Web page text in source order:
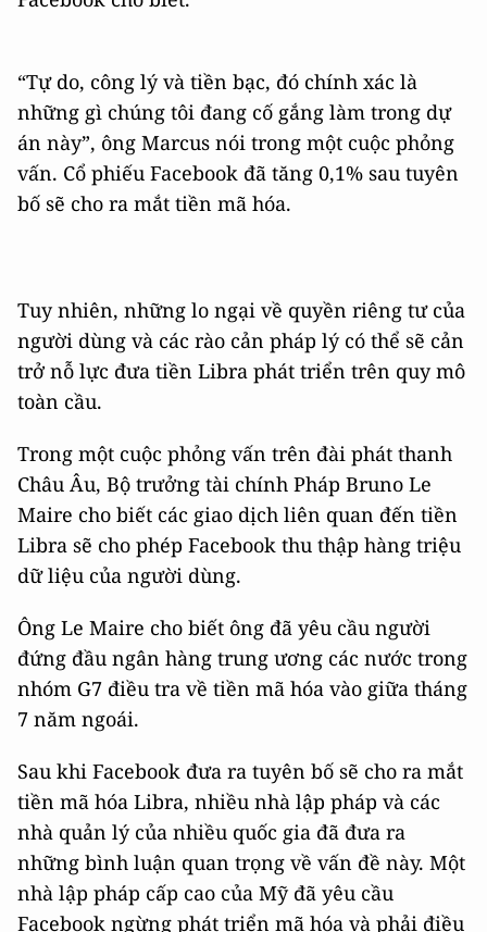
“Tự do, công lý và tiền bạc, đó chính xác là
những gì chúng tôi đang cố gắng làm trong dự
án này”, ông Marcus nói trong một cuộc phỏng
vấn. Cổ phiếu Facebook đã tăng 0,1% sau tuyên
bố sẽ cho ra mắt tiền mã hóa.
Tuy nhiên, những lo ngại về quyền riêng tư của
người dùng và các rào cản pháp lý có thể sẽ cản
trở nỗ lực đưa tiền Libra phát triển trên quy mô
toàn cầu.
Trong một cuộc phỏng vấn trên đài phát thanh
Châu Âu, Bộ trưởng tài chính Pháp Bruno Le
Maire cho biết các giao dịch liên quan đến tiền
Libra sẽ cho phép Facebook thu thập hàng triệu
dữ liệu của người dùng.
Ông Le Maire cho biết ông đã yêu cầu người
đứng đầu ngân hàng trung ương các nước trong
nhóm G7 điều tra về tiền mã hóa vào giữa tháng
7 năm ngoái.
Sau khi Facebook đưa ra tuyên bố sẽ cho ra mắt
tiền mã hóa Libra, nhiều nhà lập pháp và các
nhà quản lý của nhiều quốc gia đã đưa ra
những bình luận quan trọng về vấn đề này. Một
nhà lập pháp cấp cao của Mỹ đã yêu cầu
Facebook ngừng phát triển mã hóa và phải điều